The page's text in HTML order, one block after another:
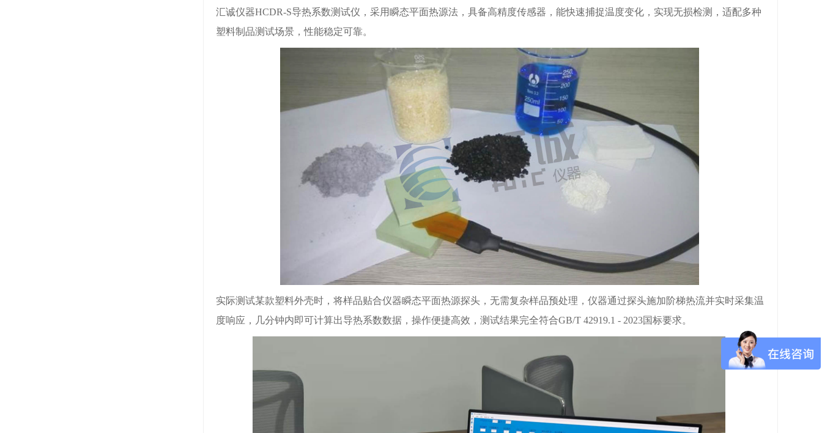
汇诚仪器HCDR-S导热系数测试仪，采用瞬态平面热源法，具备高精度传感器，能快速捕捉温度变化，实现无损检测，适配多种
塑料制品测试场景，性能稳定可靠。
实际测试某款塑料外壳时，将样品贴合仪器瞬态平面热源探头，无需复杂样品预处理，仪器通过探头施加阶梯热流并实时采集温
度响应，几分钟内即可计算出导热系数数据，操作便捷高效，测试结果完全符合GB/T 42919.1 - 2023国标要求。